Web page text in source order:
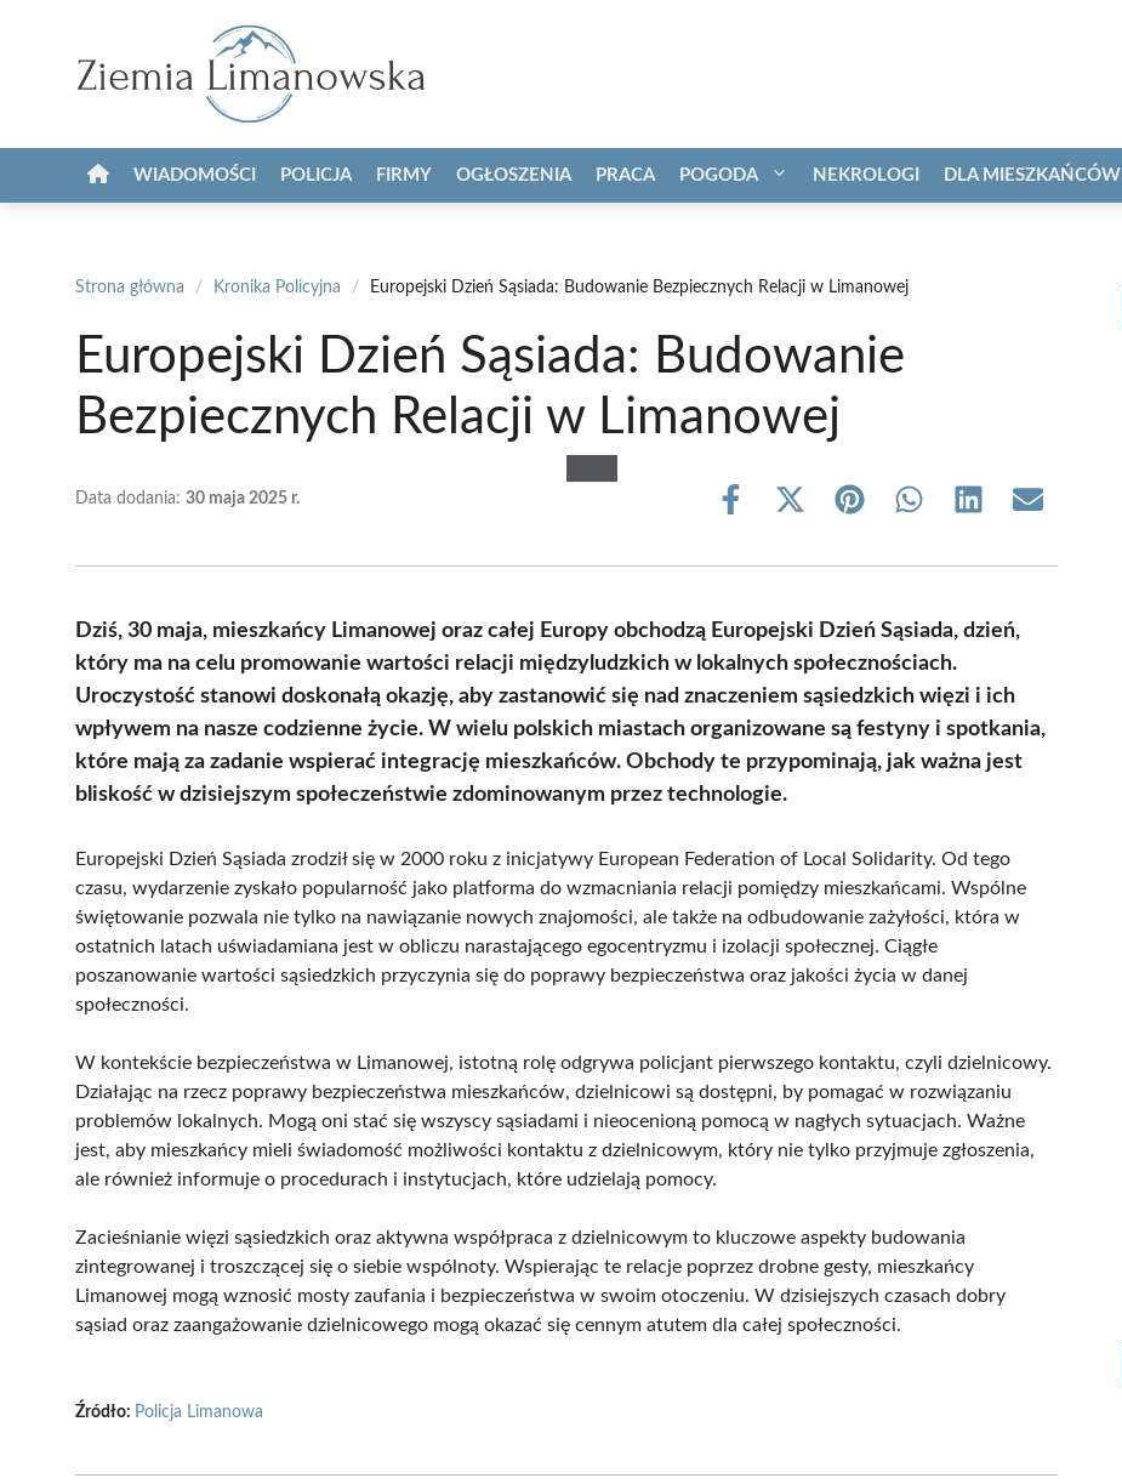
WIADOMOŚCI POLICJA FIRMY OGŁOSZENIA PRACA POGODA NEKROLOGI DLA MIESZKAŃCÓW
Strona główna / Kronika Policyjna / Europejski Dzień Sąsiada: Budowanie Bezpiecznych Relacji w Limanowej
Europejski Dzień Sąsiada: Budowanie
Bezpiecznych Relacji w Limanowej
Data dodania: 30 maja 2025 r.
Share
Share
(Twitter)
Share Share Share Share
Dziś, 30 maja, mieszkańcy Limanowej oraz całej Europy obchodzą Europejski Dzień Sąsiada, dzień,
który ma na celu promowanie wartości relacji międzyludzkich w lokalnych społecznościach.
Uroczystość stanowi doskonałą okazję, aby zastanowić się nad znaczeniem sąsiedzkich więzi i ich
wpływem na nasze codzienne życie. W wielu polskich miastach organizowane są festyny i spotkania,
które mają za zadanie wspierać integrację mieszkańców. Obchody te przypominają, jak ważna jest
bliskość w dzisiejszym społeczeństwie zdominowanym przez technologie.
Europejski Dzień Sąsiada zrodził się w 2000 roku z inicjatywy European Federation of Local Solidarity. Od tego
czasu, wydarzenie zyskało popularność jako platforma do wzmacniania relacji pomiędzy mieszkańcami. Wspólne
świętowanie pozwala nie tylko na nawiązanie nowych znajomości, ale także na odbudowanie zażyłości, która w
ostatnich latach uświadamiana jest w obliczu narastającego egocentryzmu i izolacji społecznej. Ciągłe
poszanowanie wartości sąsiedzkich przyczynia się do poprawy bezpieczeństwa oraz jakości życia w danej
społeczności.
W kontekście bezpieczeństwa w Limanowej, istotną rolę odgrywa policjant pierwszego kontaktu, czyli dzielnicowy.
Działając na rzecz poprawy bezpieczeństwa mieszkańców, dzielnicowi są dostępni, by pomagać w rozwiązaniu
problemów lokalnych. Mogą oni stać się wszyscy sąsiadami i nieocenioną pomocą w nagłych sytuacjach. Ważne
jest, aby mieszkańcy mieli świadomość możliwości kontaktu z dzielnicowym, który nie tylko przyjmuje zgłoszenia,
ale również informuje o procedurach i instytucjach, które udzielają pomocy.
Zacieśnianie więzi sąsiedzkich oraz aktywna współpraca z dzielnicowym to kluczowe aspekty budowania
zintegrowanej i troszczącej się o siebie wspólnoty. Wspierając te relacje poprzez drobne gesty, mieszkańcy
Limanowej mogą wznosić mosty zaufania i bezpieczeństwa w swoim otoczeniu. W dzisiejszych czasach dobry
sąsiad oraz zaangażowanie dzielnicowego mogą okazać się cennym atutem dla całej społeczności.
Źródło: Policja Limanowa